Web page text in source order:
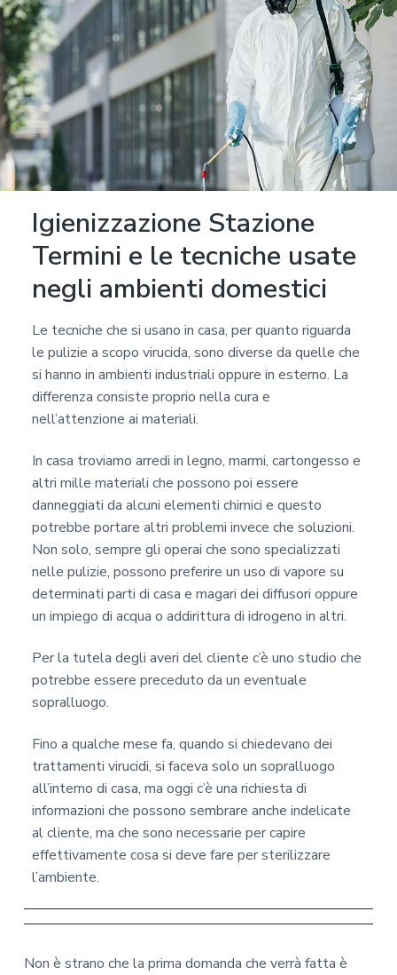
Igienizzazione Stazione
Termini e le tecniche usate
negli ambienti domestici
Le tecniche che si usano in casa, per quanto riguarda
le pulizie a scopo virucida, sono diverse da quelle che
si hanno in ambienti industriali oppure in esterno. La
differenza consiste proprio nella cura e
nell’attenzione ai materiali.
In casa troviamo arredi in legno, marmi, cartongesso e
altri mille materiali che possono poi essere
danneggiati da alcuni elementi chimici e questo
potrebbe portare altri problemi invece che soluzioni.
Non solo, sempre gli operai che sono specializzati
nelle pulizie, possono preferire un uso di vapore su
determinati parti di casa e magari dei diffusori oppure
un impiego di acqua o addirittura di idrogeno in altri.
Per la tutela degli averi del cliente c’è uno studio che
potrebbe essere preceduto da un eventuale
sopralluogo.
Fino a qualche mese fa, quando si chiedevano dei
trattamenti virucidi, si faceva solo un sopralluogo
all’interno di casa, ma oggi c’è una richiesta di
informazioni che possono sembrare anche indelicate
al cliente, ma che sono necessarie per capire
effettivamente cosa si deve fare per sterilizzare
l’ambiente.
Non è strano che la prima domanda che verrà fatta è